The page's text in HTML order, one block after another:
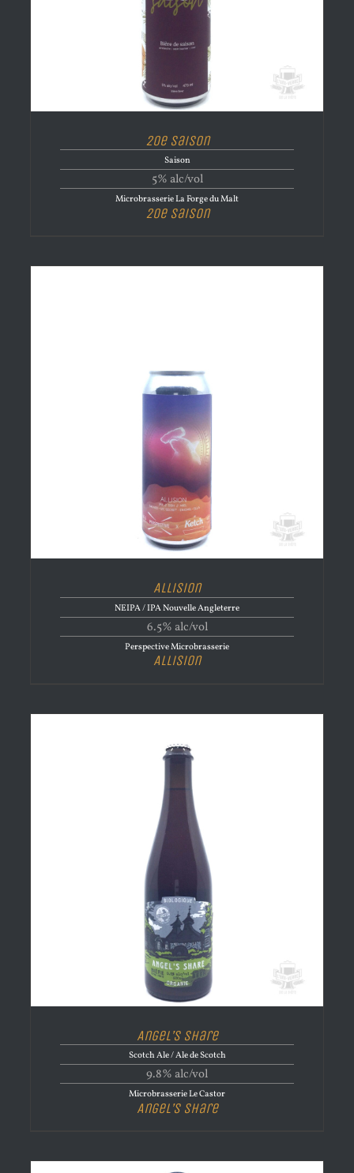
20e Saison
Saison
5% alc/vol
Microbrasserie La Forge du Malt
20e Saison
Allision
NEIPA / IPA Nouvelle Angleterre
6.5% alc/vol
Perspective Microbrasserie
Allision
Angel’s Share
Scotch Ale / Ale de Scotch
9.8% alc/vol
Microbrasserie Le Castor
Angel’s Share